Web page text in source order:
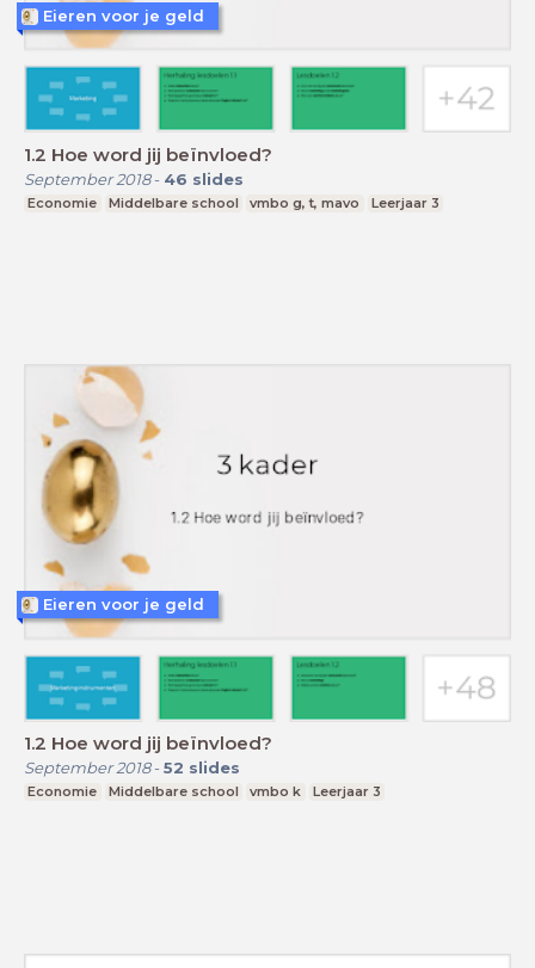
1.2 Hoe word jij beïnvloed?
September 2018- 46 slides
Economie Middelbare school vmbo g, t, mavo Leerjaar 3
Eieren voor je geld
1.2 Hoe word jij beïnvloed?
September 2018- 52 slides
Economie Middelbare school vmbo k Leerjaar 3
Eieren voor je geld